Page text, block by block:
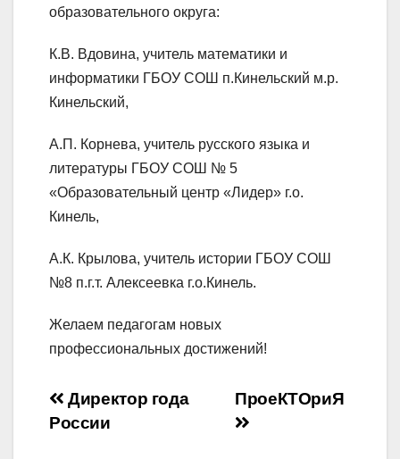
образовательного округа:
К.В. Вдовина, учитель математики и
информатики ГБОУ СОШ п.Кинельский м.р.
Кинельский,
А.П. Корнева, учитель русского языка и
литературы ГБОУ СОШ № 5
«Образовательный центр «Лидер» г.о.
Кинель,
А.К. Крылова, учитель истории ГБОУ СОШ
№8 п.г.т. Алексеевка г.о.Кинель.
Желаем педагогам новых
профессиональных достижений!
Навигация
ПроеКТОриЯ
Директор года
России